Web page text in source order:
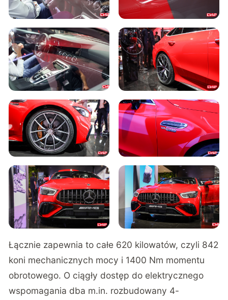
Łącznie zapewnia to całe 620 kilowatów, czyli 842
koni mechanicznych mocy i 1400 Nm momentu
obrotowego. O ciągły dostęp do elektrycznego
wspomagania dba m.in. rozbudowany 4-